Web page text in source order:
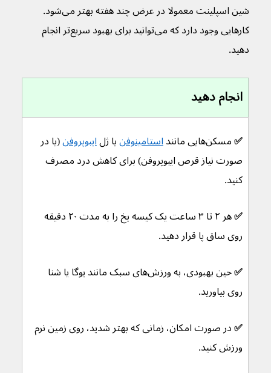
شین اسپلینت معمولا در عرض چند هفته بهتر می‌شود.
کارهایی وجود دارد که می‌توانید برای بهبود سریع‌تر انجام
دهید.
انجام دهید
✅ مسکن‌هایی مانند استامینوفن یا ژل ایبوپروفن (یا در
صورت نیاز قرص ایبوپروفن) برای کاهش درد مصرف
کنید.
✅
هر ۲ تا ۳ ساعت یک کیسه یخ را به مدت ۲۰ دقیقه
روی ساق پا قرار دهید.
✅
حین بهبودی، به ورزش‌های سبک مانند یوگا یا شنا
روی بیاورید.
✅ در صورت امکان، زمانی که بهتر شدید، روی زمین نرم
ورزش کنید.